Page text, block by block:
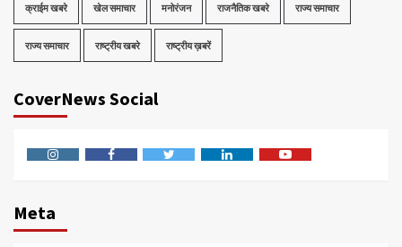
क्राईम खबरे खेल समाचार मनोरंजन राजनैतिक खबरे राज्य समाचार
राज्य समाचार राष्ट्रीय खबरे राष्ट्रीय ख़बरें
CoverNews Social
Meta